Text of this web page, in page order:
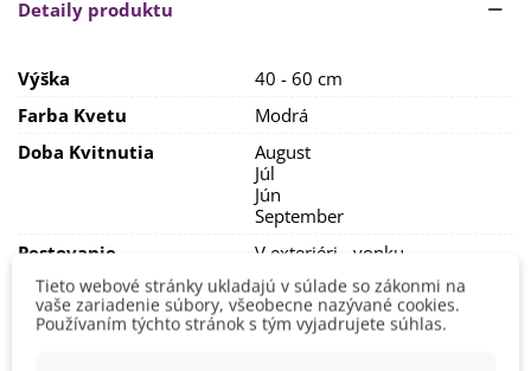
humóznej a priepustnej pôdy
Detaily produktu
Výška
40 - 60 cm
Farba Kvetu
Modrá
Doba Kvitnutia
August
Júl
Jún
September
Pestovanie
V exteriéri - vonku
V interiéri - dnu
Stanovisko
Slnečné
Tieto webové stránky ukladajú v súlade so zákonmi na
vaše zariadenie súbory, všeobecne nazývané cookies.
Používaním týchto stránok s tým vyjadrujete súhlas.